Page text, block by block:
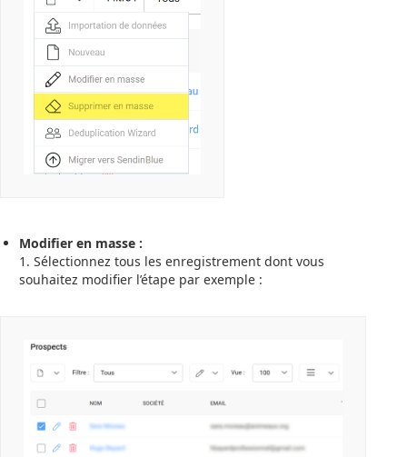
Modifier en masse :
1. Sélectionnez tous les enregistrement dont vous
souhaitez modifier l’étape par exemple :